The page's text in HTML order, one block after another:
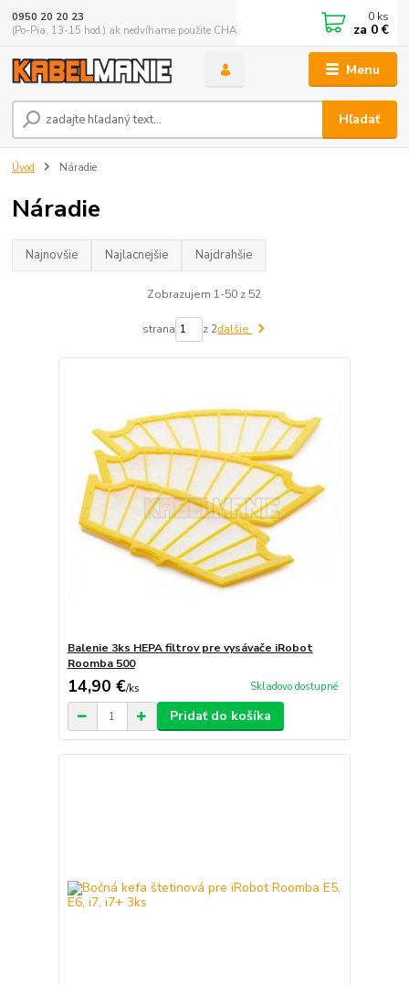
Menu
Hľadať
0950 20 20 23
(Po-Pia, 13-15 hod.) ak nedvíhame použite CHATBOX
0 ks
za 0 €
Úvod Náradie
Náradie
Najnovšie Najlacnejšie Najdrahšie
Zobrazujem 1-50 z 52
strana z 2ďalšie
Balenie 3ks HEPA filtrov pre vysávače iRobot
Roomba 500
14,90 €/ks Skladovo dostupné
Pridať do košíka